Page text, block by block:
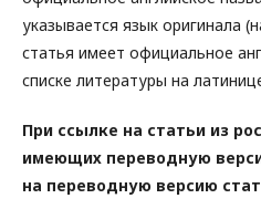
указывается язык оригинала
статья имеет официальное
списке литературы на
При ссылке на статьи из
имеющих переводную
на переводную версию